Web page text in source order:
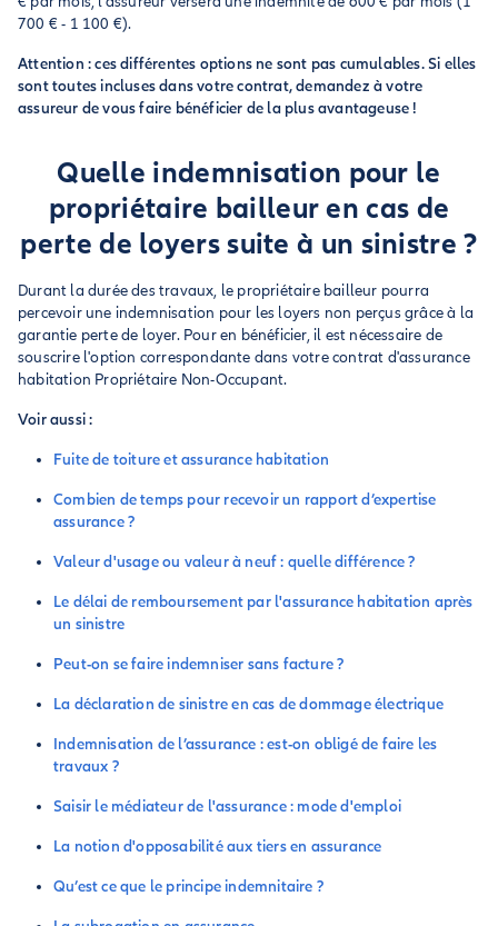
700 € - 1 100 €).
Attention : ces différentes options ne sont pas cumulables. Si elles
sont toutes incluses dans votre contrat, demandez à votre
assureur de vous faire bénéficier de la plus avantageuse !
Quelle indemnisation pour le
propriétaire bailleur en cas de
perte de loyers suite à un sinistre ?
Durant la durée des travaux, le propriétaire bailleur pourra
percevoir une indemnisation pour les loyers non perçus grâce à la
garantie perte de loyer. Pour en bénéficier, il est nécessaire de
souscrire l'option correspondante dans votre contrat d'assurance
habitation Propriétaire Non-Occupant.
Voir aussi :
Fuite de toiture et assurance habitation
Combien de temps pour recevoir un rapport d’expertise
assurance ?
Valeur d'usage ou valeur à neuf : quelle différence ?
Le délai de remboursement par l'assurance habitation après
un sinistre
Peut-on se faire indemniser sans facture ?
La déclaration de sinistre en cas de dommage électrique
Indemnisation de l’assurance : est-on obligé de faire les
travaux ?
Saisir le médiateur de l'assurance : mode d'emploi
La notion d'opposabilité aux tiers en assurance
Qu’est ce que le principe indemnitaire ?